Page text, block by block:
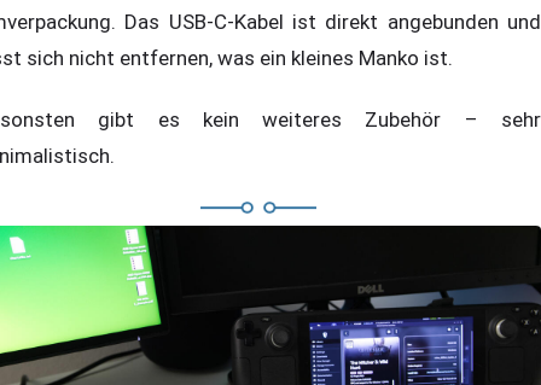
Das USB-C-Kabel ist direkt angebunden und
sich nicht entfernen, was ein kleines Manko ist.
gibt es kein weiteres Zubehör – sehr